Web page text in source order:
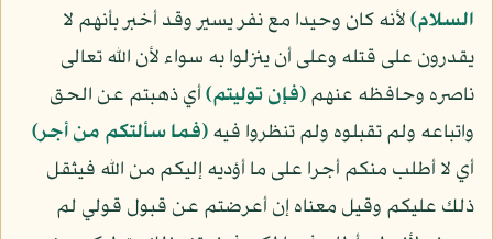
السلام)لأنه كان وحيدا مع نفر يسير وقد أخبر بأنهم لا
يقدرون على قتله وعلى أن ينزلوا به سواء لأن الله تعالى
ناصره وحافظه عنهم﴿فإن توليتم﴾أي ذهبتم عن الحق
واتباعه ولم تقبلوه ولم تنظروا فيه﴿فما سألتكم من أجر﴾
أي لا أطلب منكم أجرا على ما أؤديه إليكم من الله فيثقل
ذلك عليكم وقيل معناه إن أعرضتم عن قبول قولي لم